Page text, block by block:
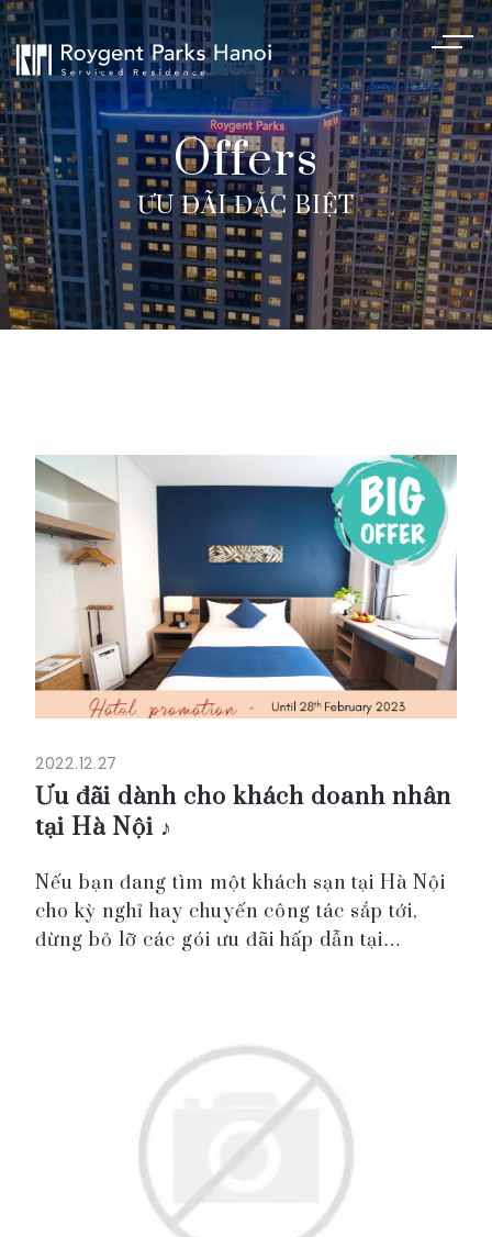
Offers
ƯU ĐÃI ĐẶC BIỆT
2022.12.27
Ưu đãi dành cho khách doanh nhân
tại Hà Nội ♪
Nếu bạn đang tìm một khách sạn tại Hà Nội
cho kỳ nghỉ hay chuyến công tác sắp tới,
đừng bỏ lỡ các gói ưu đãi hấp dẫn tại